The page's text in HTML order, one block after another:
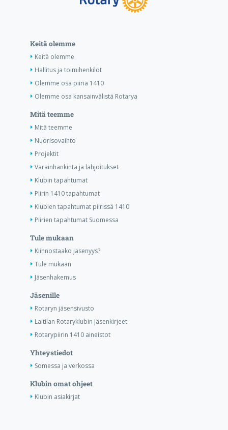
Keitä olemme
Keitä olemme
Hallitus ja toimihenkilöt
Olemme osa piiriä 1410
Olemme osa kansainvälistä Rotarya
Mitä teemme
Mitä teemme
Nuorisovaihto
Projektit
Varainhankinta ja lahjoitukset
Klubin tapahtumat
Piirin 1410 tapahtumat
Klubien tapahtumat piirissä 1410
Piirien tapahtumat Suomessa
Tule mukaan
Kiinnostaako jäsenyys?
Tule mukaan
Jäsenhakemus
Jäsenille
Rotaryn jäsensivusto
Laitilan Rotaryklubin jäsenkirjeet
Rotarypiirin 1410 aineistot
Yhteystiedot
Somessa ja verkossa
Klubin omat ohjeet
Klubin asiakirjat